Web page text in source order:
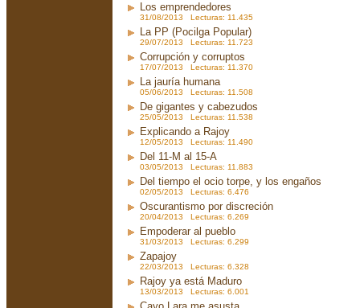
Los emprendedores
31/08/2013 Lecturas: 11.435
La PP (Pocilga Popular)
29/07/2013 Lecturas: 11.723
Corrupción y corruptos
17/07/2013 Lecturas: 11.370
La jauría humana
05/06/2013 Lecturas: 11.508
De gigantes y cabezudos
25/05/2013 Lecturas: 11.538
Explicando a Rajoy
12/05/2013 Lecturas: 11.490
Del 11-M al 15-A
03/05/2013 Lecturas: 11.883
Del tiempo el ocio torpe, y los engaños
02/05/2013 Lecturas: 6.476
Oscurantismo por discreción
20/04/2013 Lecturas: 6.269
Empoderar al pueblo
31/03/2013 Lecturas: 6.299
Zapajoy
22/03/2013 Lecturas: 6.328
Rajoy ya está Maduro
13/03/2013 Lecturas: 6.001